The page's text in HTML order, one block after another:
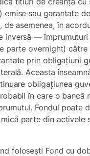
emise sau garantate
de asemenea, în
inversă —
parte overnight) către
prin obligațiuni
Aceasta
obligațiunea
în care o bancă
Fondul poate
mică parte din activele
folosești Fond cu